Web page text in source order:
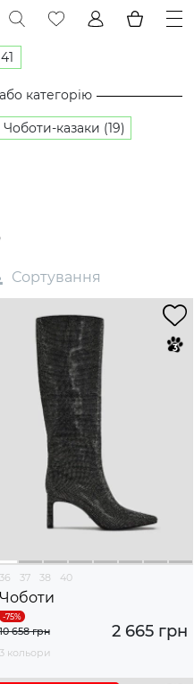
41
категорію
Чоботи-казаки (19)
Сортування
36 37 38 40
Чоботи
2 665 грн
658 грн
3 кольори